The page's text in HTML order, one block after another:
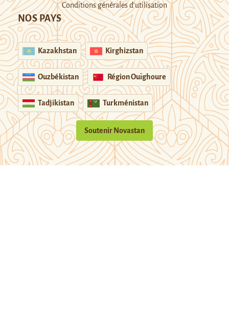
Conditions générales d’utilisation
NOS PAYS
Kazakhstan Kirghizstan
Ouzbékistan Région Ouïghoure
Tadjikistan Turkménistan
Soutenir Novastan